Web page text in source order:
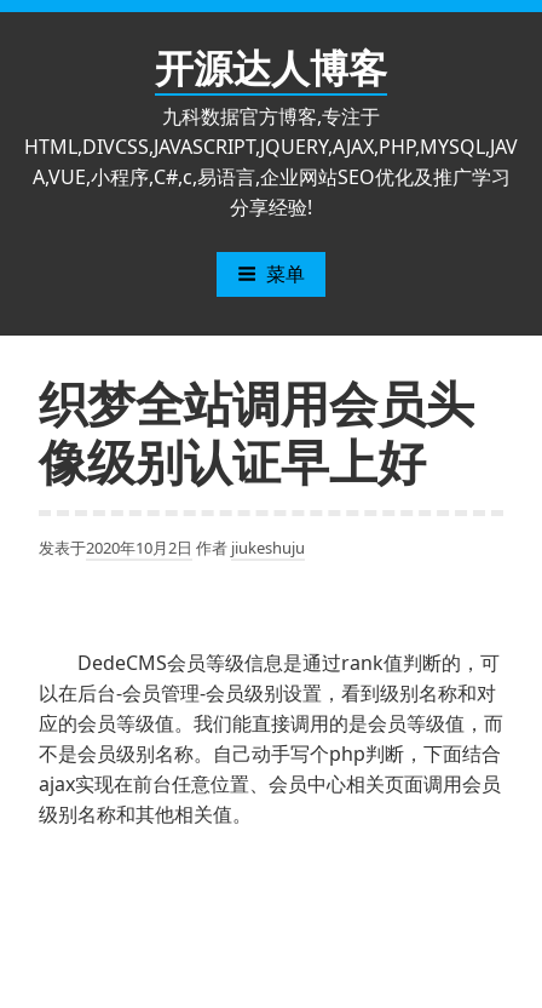
跳
开源达人博客
九科数据官方博客,专注于
HTML,DIVCSS,JAVASCRIPT,JQUERY,AJAX,PHP,MYSQL,JAV
A,VUE,小程序,C#,c,易语言,企业网站SEO优化及推广学习
分享经验!
菜单
织梦全站调用会员头
像级别认证早上好
发表于2020年10月2日 作者 jiukeshuju
DedeCMS会员等级信息是通过rank值判断的，可
以在后台-会员管理-会员级别设置，看到级别名称和对
应的会员等级值。我们能直接调用的是会员等级值，而
不是会员级别名称。自己动手写个php判断，下面结合
ajax实现在前台任意位置、会员中心相关页面调用会员
级别名称和其他相关值。